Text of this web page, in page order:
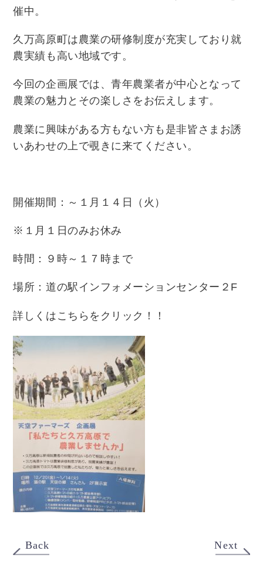
催中。
久万高原町は農業の研修制度が充実しており就
農実績も高い地域です。
今回の企画展では、青年農業者が中心となって
農業の魅力とその楽しさをお伝えします。
農業に興味がある方もない方も是非皆さまお誘
いあわせの上で覗きに来てください。
開催期間：～１月１４日（火）
※１月１日のみお休み
時間：９時～１７時まで
場所：道の駅インフォメーションセンター２F
詳しくはこちらをクリック！！
Back Next